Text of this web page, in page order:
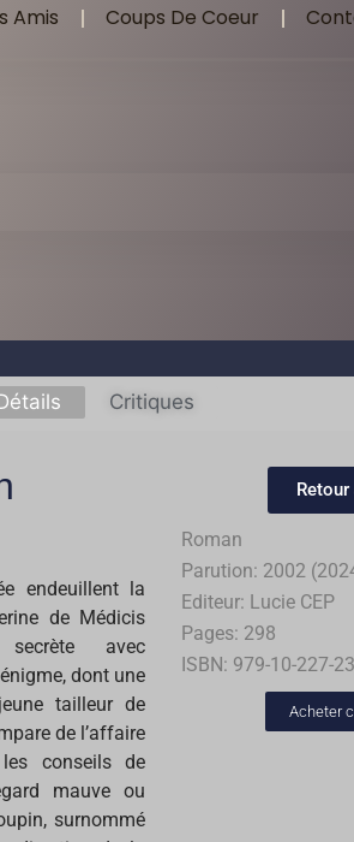
Amis Coups De Coeur
Critiques
endeuillent la
de Médicis
secrète avec
dont une
tailleur de
de l’affaire
conseils de
mauve ou
surnommé
Roman
Parution: 2002
Editeur: Lucie CEP
Pages: 298
ISBN: 979-10-227-
Acheter